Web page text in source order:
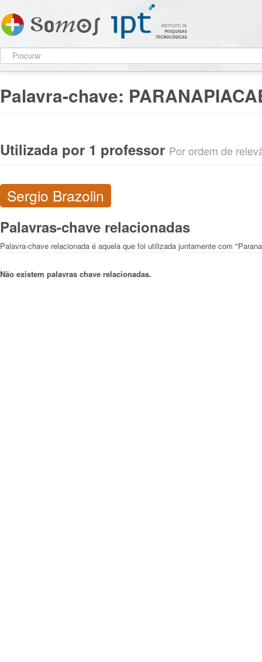
Palavra-chave:
Utilizada por 1 professor Por ordem de
Sergio Brazolin
Palavras-chave relacionadas
Palavra-chave relacionada é aquela que foi utilizada juntamente com
Não existem palavras chave relacionadas.